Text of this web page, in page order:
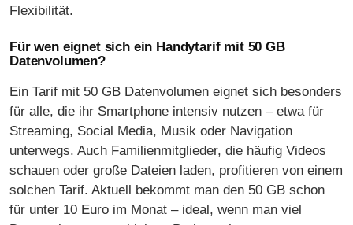
Flexibilität.
Für wen eignet sich ein Handytarif mit 50 GB
Datenvolumen?
Ein Tarif mit 50 GB Datenvolumen eignet sich besonders
für alle, die ihr Smartphone intensiv nutzen – etwa für
Streaming, Social Media, Musik oder Navigation
unterwegs. Auch Familienmitglieder, die häufig Videos
schauen oder große Dateien laden, profitieren von einem
solchen Tarif. Aktuell bekommt man den 50 GB schon
für unter 10 Euro im Monat – ideal, wenn man viel